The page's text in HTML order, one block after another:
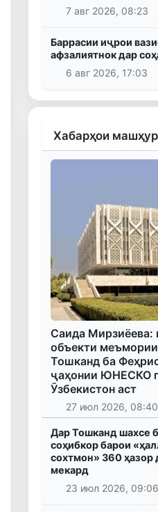
7 авг 2026, 08:23
Баррасии иҷрои
афзалиятнок дар
6 авг 2026, 17:03
Хабарҳои машҳур
Саида
объекти
Тошканд ба
ҷаҳонии ЮНЕСКО
Ӯзбекистон аст
27 июл 2026, 08:40
Дар Тошканд шахсе
соҳибкор барои
сохтмон» 360 ҳазор
мекард
23 июл 2026, 09:06